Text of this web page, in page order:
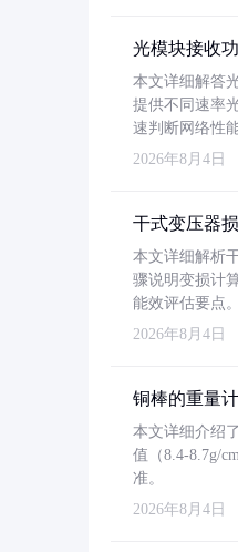
光模块接收
本文详细解答
提供不同速率
速判断网络性
2026年8月4日
干式变压器
本文详细解析
骤说明变损计
能效评估要点。
2026年8月4日
铜棒的重量
本文详细介绍
值（8.4-8.7g/
准。
2026年8月4日